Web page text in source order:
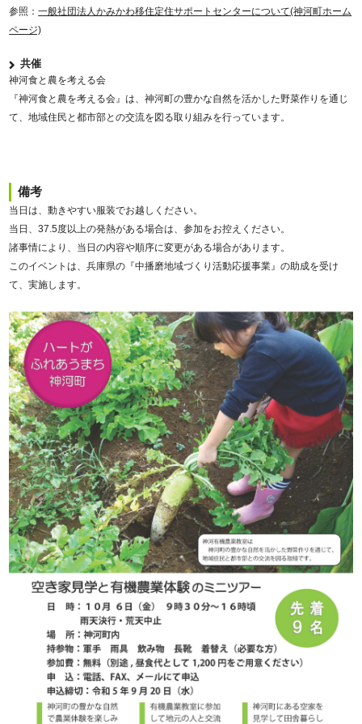
参照：一般社団法人かみかわ移住定住サポートセンターについて(神河町ホーム
ページ)
共催
神河食と農を考える会
『神河食と農を考える会』は、神河町の豊かな自然を活かした野菜作りを通じ
て、地域住民と都市部との交流を図る取り組みを行っています。
備考
当日は、動きやすい服装でお越しください。
当日、37.5度以上の発熱がある場合は、参加をお控えください。
諸事情により、当日の内容や順序に変更がある場合があります。
このイベントは、兵庫県の『中播磨地域づくり活動応援事業』の助成を受け
て、実施します。